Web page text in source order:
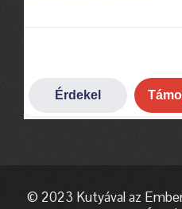
© 2023 Kutyával az